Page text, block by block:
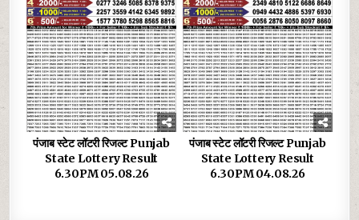
पंजाब स्टेट लॉटरी रिजल्ट Punjab
State Lottery Result
6.30PM 05.08.26
पंजाब स्टेट लॉटरी रिजल्ट Punjab
State Lottery Result
6.30PM 04.08.26